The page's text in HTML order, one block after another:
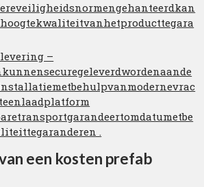
–
.
een kosten prefab